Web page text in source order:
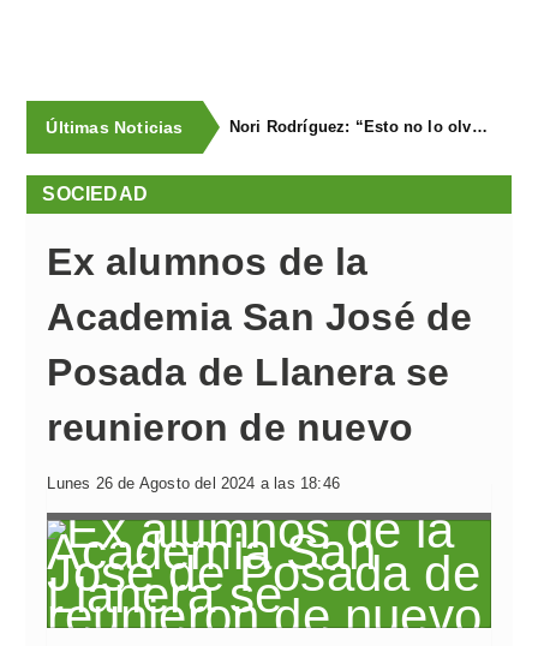
Últimas Noticias Nori Rodríguez: “Esto no lo olvidaré en la vida”
SOCIEDAD
Ex alumnos de la
Academia San José de
Posada de Llanera se
reunieron de nuevo
Lunes 26 de Agosto del 2024 a las 18:46